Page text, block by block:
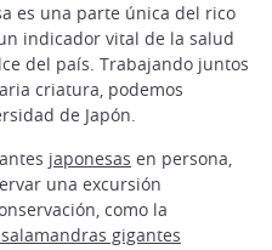
es una parte única del rico
indicador vital de la salud
del país. Trabajando juntos
criatura, podemos
de Japón.
japonesas en persona,
una excursión
como la
gigantes